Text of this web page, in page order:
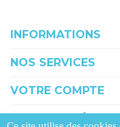
INFORMATIONS
NOS SERVICES
VOTRE COMPTE